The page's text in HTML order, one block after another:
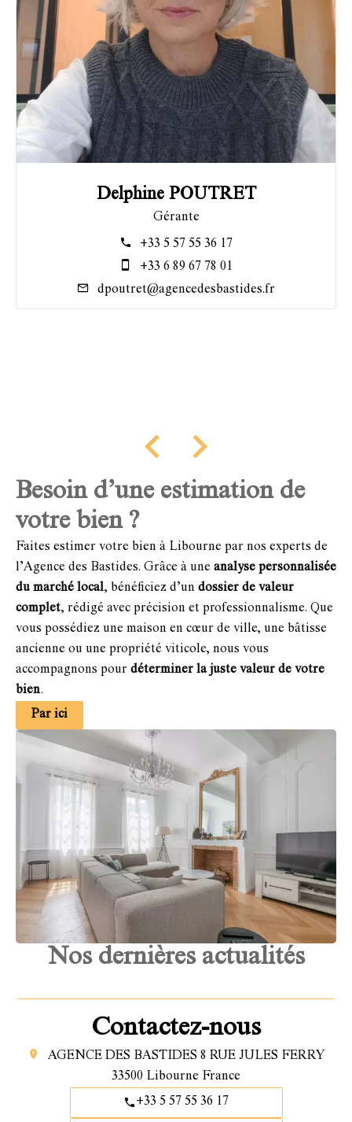
Delphine POUTRET
Gérante
+33 5 57 55 36 17
+33 6 89 67 78 01
dpoutret@agencedesbastides.fr
Besoin d’une estimation de
votre bien ?
Faites estimer votre bien à Libourne par nos experts de
l’Agence des Bastides. Grâce à une analyse personnalisée
du marché local, bénéficiez d’un dossier de valeur
complet, rédigé avec précision et professionnalisme. Que
vous possédiez une maison en cœur de ville, une bâtisse
ancienne ou une propriété viticole, nous vous
accompagnons pour déterminer la juste valeur de votre
bien.
Par ici
Nos dernières actualités
Contactez-nous
AGENCE DES BASTIDES 8 RUE JULES FERRY
33500 Libourne France
+33 5 57 55 36 17